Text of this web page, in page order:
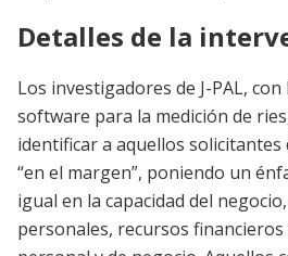
Detalles de la
Los investigadores de J-PAL,
software para la medición de
identificar a aquellos
“en el margen”, poniendo un
igual en la capacidad del
personales, recursos